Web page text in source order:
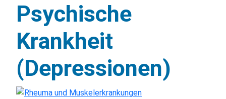
Psychische
Krankheit
(Depressionen)